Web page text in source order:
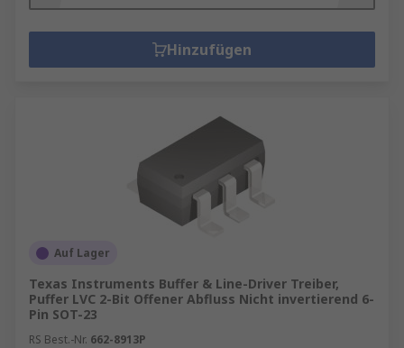
Hinzufügen
Auf Lager
Texas Instruments Buffer & Line-Driver Treiber,
Puffer LVC 2-Bit Offener Abfluss Nicht invertierend 6-
Pin SOT-23
RS Best.-Nr. 662-8913P